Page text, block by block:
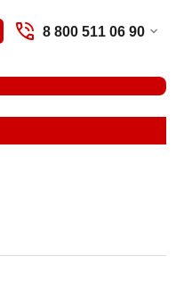
8 800 511 06 90